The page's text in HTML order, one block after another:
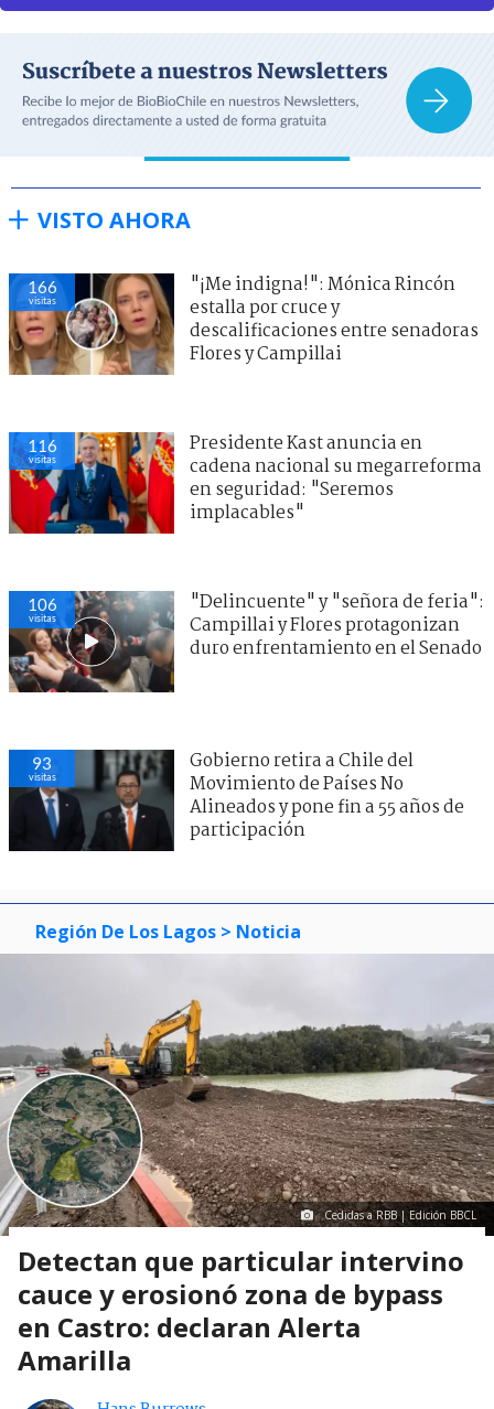
VISTO AHORA
166
visitas
"¡Me indigna!": Mónica Rincón
estalla por cruce y
descalificaciones entre senadoras
Flores y Campillai
116
visitas
Presidente Kast anuncia en
cadena nacional su megarreforma
en seguridad: "Seremos
implacables"
106
visitas
"Delincuente" y "señora de feria":
Campillai y Flores protagonizan
duro enfrentamiento en el Senado
93
visitas
Gobierno retira a Chile del
Movimiento de Países No
Alineados y pone fin a 55 años de
participación
Región De Los Lagos > Noticia
Cedidas a RBB | Edición BBCL
Detectan que particular intervino
cauce y erosionó zona de bypass
en Castro: declaran Alerta
Amarilla